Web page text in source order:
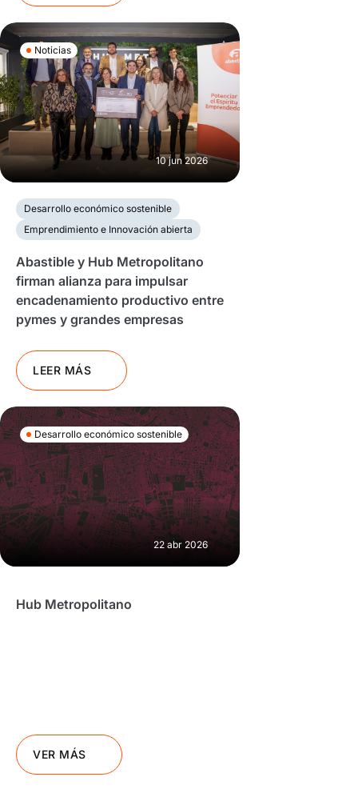
Noticias
10 jun 2026
Desarrollo económico sostenible
Emprendimiento e Innovación abierta
Abastible y Hub Metropolitano
firman alianza para impulsar
encadenamiento productivo entre
pymes y grandes empresas
LEER MÁS
Desarrollo económico sostenible
22 abr 2026
Hub Metropolitano
VER MÁS